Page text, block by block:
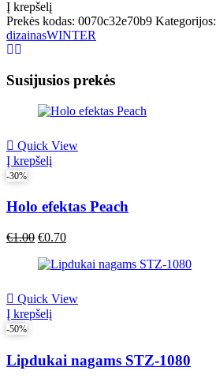
nagams
F689
Į krepšelį
Prekės kodas: 0070c32e70b9 Kategorijos:
dizainasWINTER
Susijusios prekės
Quick View
Į krepšelį
-30%
Holo efektas Peach
Original
€1.00Current
is:
€0.70
Quick View
Į krepšelį
-50%
Lipdukai nagams STZ-1080